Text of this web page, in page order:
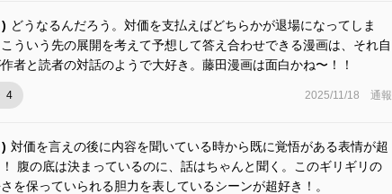
どうなるんだろう。対価を支払えばどちらかが退場になってしま
ういう先の展開を考えて予想して答え合わせできる漫画は、それ自
者と読者の対話のようで大好き。藤田漫画は面白かね〜！！
4 2025/11/18 通報
対価を言えの後に内容を聞いている時から既に覚悟がある表情が超
腹の底は決まっているのに、話はちゃんと聞く。このギリギリの
を保っていられる胆力を表しているシーンが超好き！。